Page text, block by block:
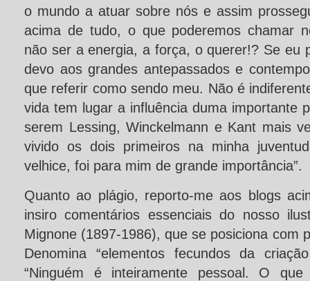
o mundo a atuar sobre nós e assim
acima de tudo, o que poderemos chamar
não ser a energia, a força, o querer!? Se eu
devo aos grandes antepassados e
que referir como sendo meu. Não é
vida tem lugar a influência duma importante
serem Lessing, Winckelmann e Kant mais
vivido os dois primeiros na minha
velhice, foi para mim de grande importância”.
Quanto ao plágio, reporto-me aos blogs
insiro comentários essenciais do nosso
Mignone (1897-1986), que se posiciona com
Denomina “elementos fecundos da
“Ninguém é inteiramente pessoal. O